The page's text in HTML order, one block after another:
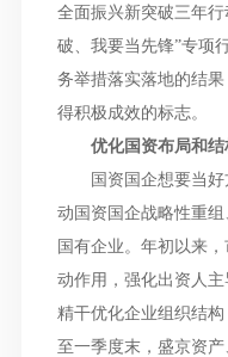
全面振兴新突破三年
破、我要当先锋”专项
务举措落实落地的结
得积极成效的标志。
优化国资布局和结
国资国企想要当好
动国资国企战略性重
国有企业。年初以来
动作用，强化出资人
精干优化企业组织结
至一季度末，盛京资